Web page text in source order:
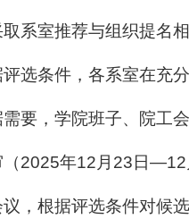
系室推荐与组织提名
评选条件，各系室在充
需要，学院班子、院工
（2025年12月23日
，根据评选条件对候